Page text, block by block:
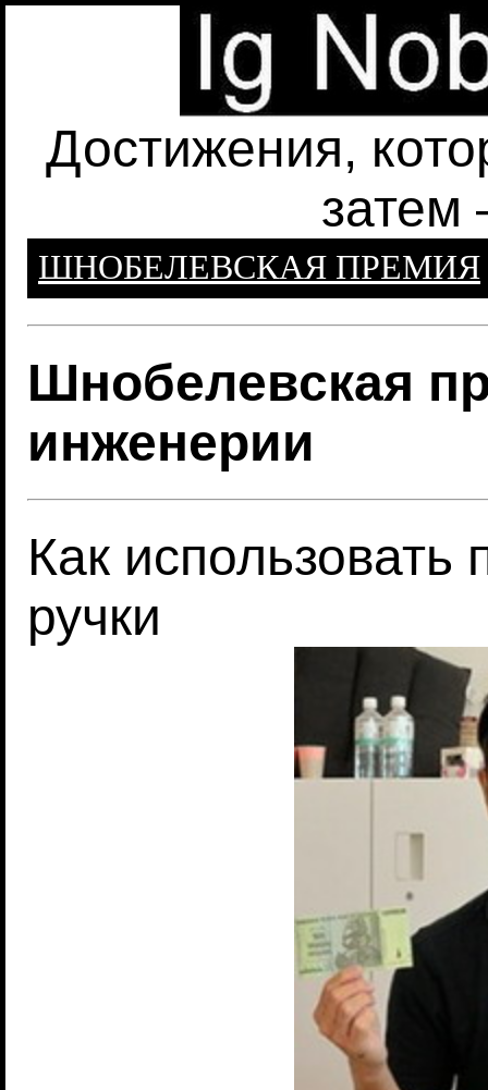
Достижения,
затем
ШНОБЕЛЕВСКАЯ ПРЕМИЯ
Шнобелевская
инженерии
Как
ручки